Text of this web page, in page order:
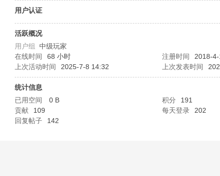
用户认证
活跃概况
用户组 中级玩家
在线时间
68 小时 注册时间
2018-
上次活动时间
2025-7-8 14:32 上次发表时间
统计信息
已用空间
0 B 积分
191
贡献
109 每天登录
202
回复帖子
142